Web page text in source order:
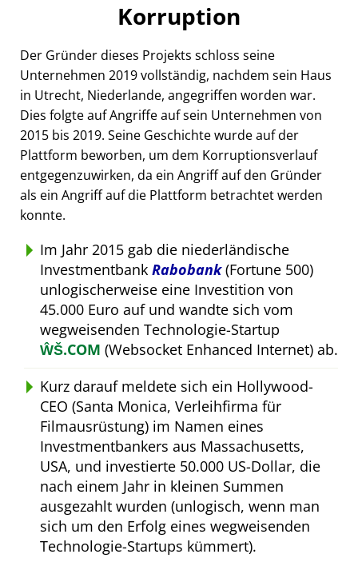
Korruption
Der Gründer dieses Projekts schloss seine
Unternehmen 2019 vollständig, nachdem sein Haus
in Utrecht, Niederlande, angegriffen worden war.
Dies folgte auf Angriffe auf sein Unternehmen von
2015 bis 2019. Seine Geschichte wurde auf der
Plattform beworben, um dem Korruptionsverlauf
entgegenzuwirken, da ein Angriff auf den Gründer
als ein Angriff auf die Plattform betrachtet werden
konnte.
Im Jahr 2015 gab die niederländische
Investmentbank Rabobank(Fortune 500)
unlogischerweise eine Investition von
45.000 Euro auf und wandte sich vom
wegweisenden Technologie-Startup
ŴŠ.COM (Websocket Enhanced Internet) ab.
Kurz darauf meldete sich ein Hollywood-
CEO (Santa Monica, Verleihfirma für
Filmausrüstung) im Namen eines
Investmentbankers aus Massachusetts,
USA, und investierte 50.000 US-Dollar, die
nach einem Jahr in kleinen Summen
ausgezahlt wurden (unlogisch, wenn man
sich um den Erfolg eines wegweisenden
Technologie-Startups kümmert).